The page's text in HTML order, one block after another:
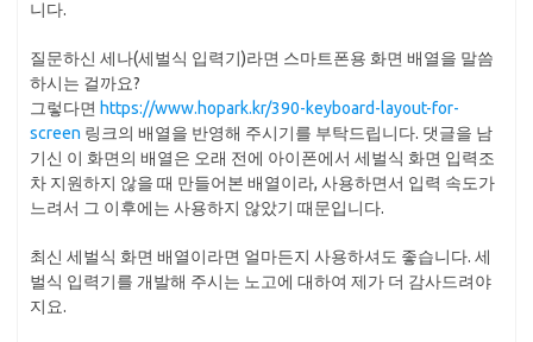
니다.
질문하신 세나(세벌식 입력기)라면 스마트폰용 화면 배열을 말씀
하시는 걸까요?
그렇다면 https://www.hopark.kr/390-keyboard-layout-for-
screen 링크의 배열을 반영해 주시기를 부탁드립니다. 댓글을 남
기신 이 화면의 배열은 오래 전에 아이폰에서 세벌식 화면 입력조
차 지원하지 않을 때 만들어본 배열이라, 사용하면서 입력 속도가
느려서 그 이후에는 사용하지 않았기 때문입니다.
최신 세벌식 화면 배열이라면 얼마든지 사용하셔도 좋습니다. 세
벌식 입력기를 개발해 주시는 노고에 대하여 제가 더 감사드려야
지요.